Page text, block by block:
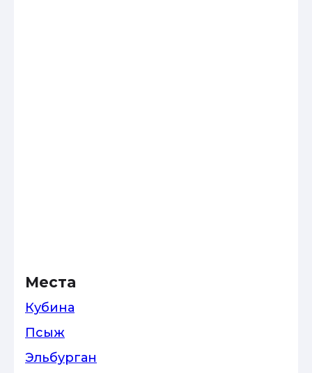
Места
Кубина
Псыж
Эльбурган